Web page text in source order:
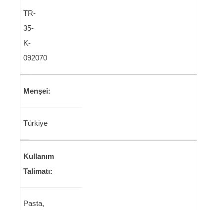
TR-
35-
K-
092070
Menşei:
Türkiye
Kullanım
Talimatı:
Pasta,